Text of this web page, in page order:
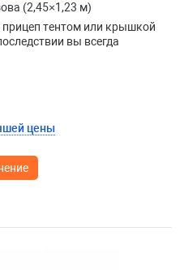
(2,45×1,23 м)
тентом или крышкой
вы всегда
цены